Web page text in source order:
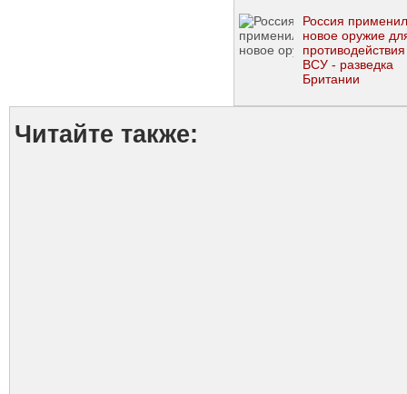
Россией ракет
Россия
новое оружие
противодействия
ВСУ - разведка
Британии
Читайте также: